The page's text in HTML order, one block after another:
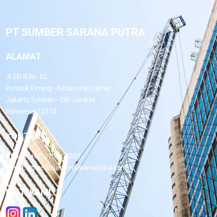
PT SUMBER SARANA PUTRA
ALAMAT
Jl.SD III No. 02
Pondok Pinang - Kebayoran Lama
Jakarta Selatan - DKI Jakarta
Indonesia 12310
KONTAK
Phone: +62-21 7660080
Email:office@sumbersaranaputra.com
IKUTI KAMI